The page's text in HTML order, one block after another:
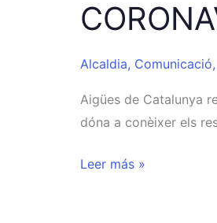
Alcaldia, Comunicació,
Aigües de Catalunya
dóna a conèixer els
Leer más »